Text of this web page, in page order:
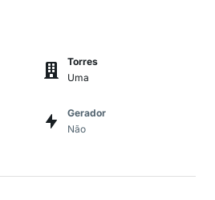
Torres
Uma
Gerador
Não